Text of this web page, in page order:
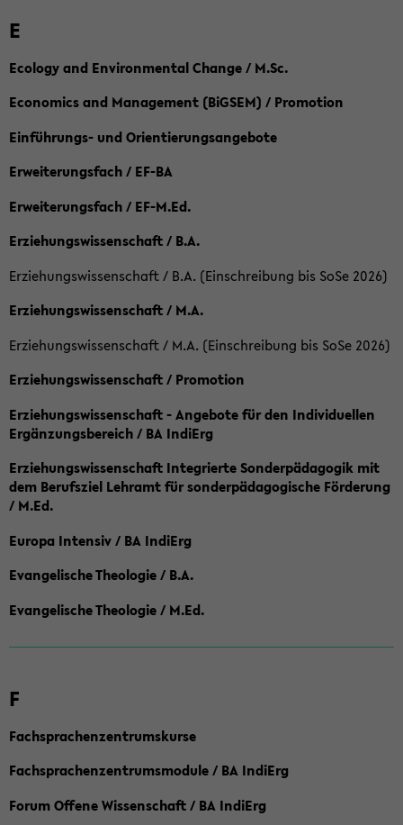
E
Ecology and Environmental Change / M.Sc.
Economics and Management (BiGSEM) / Promotion
Einführungs- und Orientierungsangebote
Erweiterungsfach / EF-BA
Erweiterungsfach / EF-M.Ed.
Erziehungswissenschaft / B.A.
Erziehungswissenschaft / B.A. (Einschreibung bis SoSe 2026)
Erziehungswissenschaft / M.A.
Erziehungswissenschaft / M.A. (Einschreibung bis SoSe 2026)
Erziehungswissenschaft / Promotion
Erziehungswissenschaft - Angebote für den Individuellen
Ergänzungsbereich / BA IndiErg
Erziehungswissenschaft Integrierte Sonderpädagogik mit
dem Berufsziel Lehramt für sonderpädagogische Förderung
/ M.Ed.
Europa Intensiv / BA IndiErg
Evangelische Theologie / B.A.
Evangelische Theologie / M.Ed.
F
Fachsprachenzentrumskurse
Fachsprachenzentrumsmodule / BA IndiErg
Forum Offene Wissenschaft / BA IndiErg